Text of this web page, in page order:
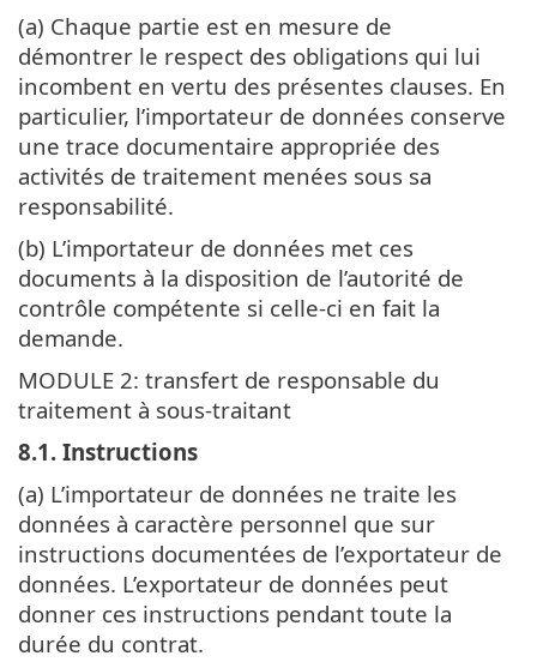
(a) Chaque partie est en mesure de
démontrer le respect des obligations qui lui
incombent en vertu des présentes clauses. En
particulier, l’importateur de données conserve
une trace documentaire appropriée des
activités de traitement menées sous sa
responsabilité.
(b) L’importateur de données met ces
documents à la disposition de l’autorité de
contrôle compétente si celle-ci en fait la
demande.
MODULE 2: transfert de responsable du
traitement à sous-traitant
8.1. Instructions
(a) L’importateur de données ne traite les
données à caractère personnel que sur
instructions documentées de l’exportateur de
données. L’exportateur de données peut
donner ces instructions pendant toute la
durée du contrat.